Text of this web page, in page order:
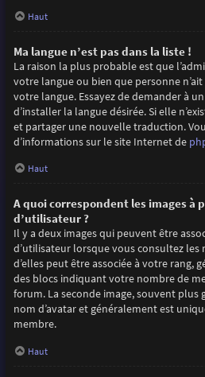
Haut
Ma langue n’est pas dans la liste !
La raison la plus probable est que
votre langue ou bien que personne
votre langue. Essayez de demander à
d’installer la langue désirée. Si elle
et partager une nouvelle traduction.
d’informations sur le site Internet de
Haut
A quoi correspondent les images à
d’utilisateur ?
Il y a deux images qui peuvent être
d’utilisateur lorsque vous consultez les
d’elles peut être associée à votre rang,
des blocs indiquant votre nombre de
forum. La seconde image, souvent plus
nom d’avatar et généralement est
membre.
Haut